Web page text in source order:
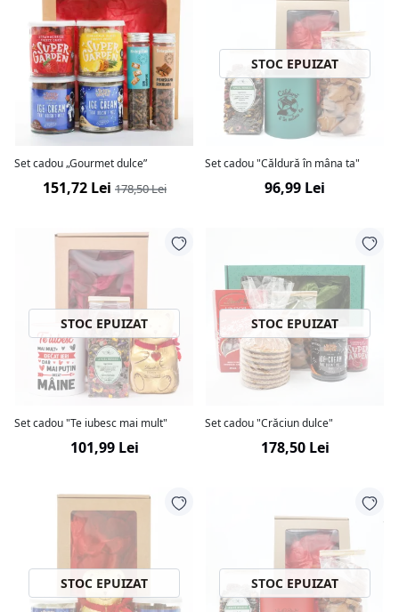
Set cadou „Gourmet dulce”
151,72 Lei 178,50 Lei
STOC EPUIZAT
Set cadou "Căldură în mâna ta"
96,99 Lei
STOC EPUIZAT
Set cadou "Te iubesc mai mult"
101,99 Lei
STOC EPUIZAT
Set cadou "Crăciun dulce"
178,50 Lei
STOC EPUIZAT STOC EPUIZAT